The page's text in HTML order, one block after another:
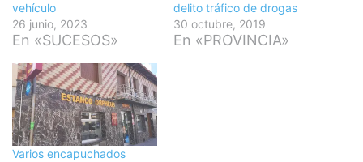
vehículo
26 junio, 2023
En «SUCESOS»
delito tráfico de drogas
30 octubre, 2019
En «PROVINCIA»
Varios encapuchados